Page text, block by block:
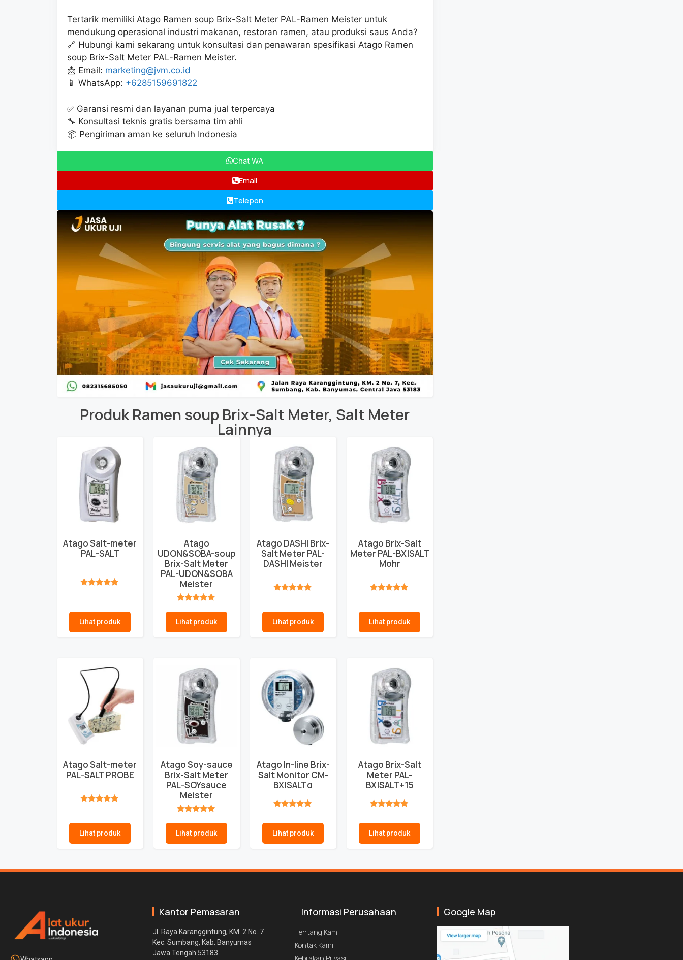
Tertarik memiliki Atago Ramen soup Brix-Salt Meter PAL-Ramen Meister untuk
mendukung operasional industri makanan, restoran ramen, atau produksi saus Anda?
🔗 Hubungi kami sekarang untuk konsultasi dan penawaran spesifikasi Atago Ramen
soup Brix-Salt Meter PAL-Ramen Meister.
📩 Email: marketing@jvm.co.id
📱 WhatsApp: +6285159691822
✅ Garansi resmi dan layanan purna jual terpercaya
🔧 Konsultasi teknis gratis bersama tim ahli
📦 Pengiriman aman ke seluruh Indonesia
Chat WA
Email
Telepon
ProdukRamen soup Brix-Salt Meter, Salt Meter
Lainnya
Atago Salt-meter
PAL-SALT
Lihat produk
Atago
UDON&SOBA-soup
Brix-Salt Meter
PAL-UDON&SOBA
Meister
Lihat produk
Atago DASHI Brix-
Salt Meter PAL-
DASHI Meister
Lihat produk
Atago Brix-Salt
Meter PAL-BX|SALT
Mohr
Lihat produk
Atago Salt-meter
PAL-SALT PROBE
Lihat produk
Atago Soy-sauce
Brix-Salt Meter
PAL-SOYsauce
Meister
Lihat produk
Atago In-line Brix-
Salt Monitor CM-
BX|SALTα
Lihat produk
Atago Brix-Salt
Meter PAL-
BX|SALT+15
Lihat produk
Kantor Pemasaran
Jl. Raya Karanggintung, KM. 2 No. 7
Kec. Sumbang, Kab. Banyumas
Jawa Tengah 53183
Informasi Perusahaan
Tentang Kami
Kontak Kami
Google Map